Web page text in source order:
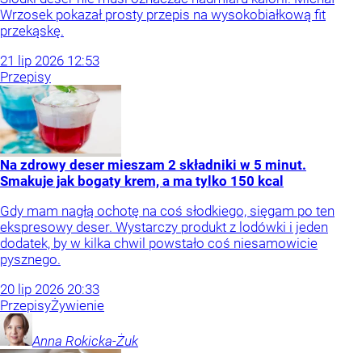
Wrzosek pokazał prosty przepis na wysokobiałkową fit
przekąskę.
21 lip 2026 12:53
Przepisy
Na zdrowy deser mieszam 2 składniki w 5 minut.
Smakuje jak bogaty krem, a ma tylko 150 kcal
Gdy mam nagłą ochotę na coś słodkiego, sięgam po ten
ekspresowy deser. Wystarczy produkt z lodówki i jeden
dodatek, by w kilka chwil powstało coś niesamowicie
pysznego.
20 lip 2026 20:33
PrzepisyŻywienie
Anna Rokicka-Żuk